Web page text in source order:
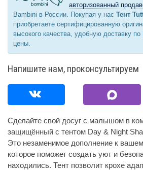
авторизованный
Bambini в России. Покупая у нас Тент
приобретаете сертифицированную
высокого качества, удобную доставку
цены.
Напишите нам, проконсультируем
Сделайте свой досуг с малышом в
защищённый с тентом Day & Night
Это незаменимое дополнение к
которое поможет создать уют и
находились. Тент позволит крохе